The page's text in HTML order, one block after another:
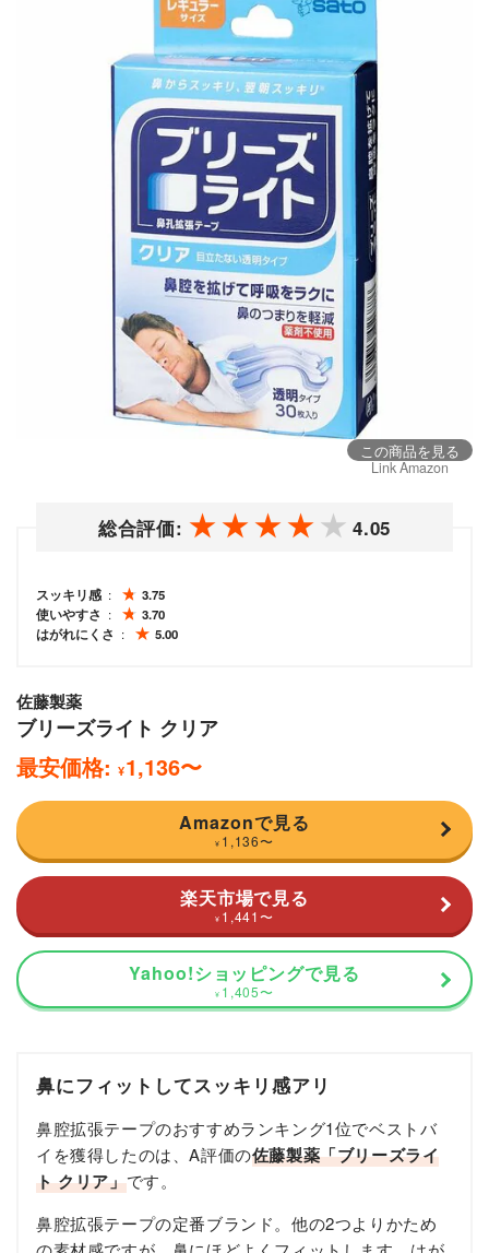
この商品を見る
Link Amazon
総合評価: 4.05
スッキリ感
3.75
使いやすさ
3.70
はがれにくさ
5.00
佐藤製薬
ブリーズライト クリア
最安価格: ¥1,136〜
Amazonで見る
¥ 1,136〜
楽天市場で見る
¥ 1,441〜
Yahoo!ショッピングで見る
¥ 1,405〜
鼻にフィットしてスッキリ感アリ
鼻腔拡張テープのおすすめランキング1位でベストバ
イを獲得したのは、A評価の佐藤製薬「ブリーズライ
ト クリア」です。
鼻腔拡張テープの定番ブランド。他の2つよりかため